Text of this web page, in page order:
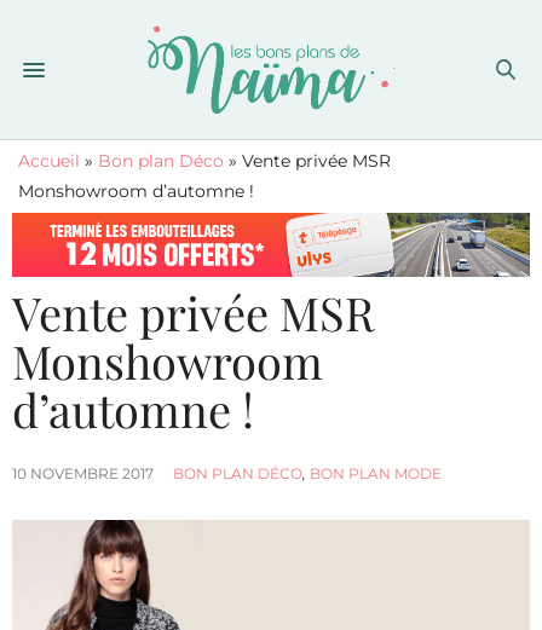
Accueil » Bon plan Déco » Vente privée MSR
Monshowroom d’automne !
Vente privée MSR
Monshowroom
d’automne !
10 NOVEMBRE 2017 BON PLAN DÉCO, BON PLAN MODE